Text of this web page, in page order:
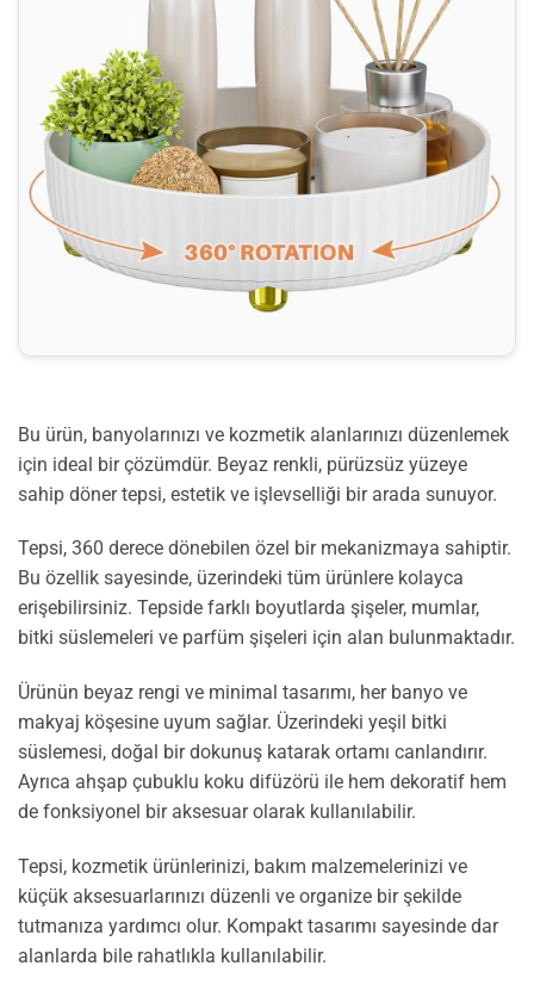
Bu ürün, banyolarınızı ve kozmetik alanlarınızı düzenlemek
için ideal bir çözümdür. Beyaz renkli, pürüzsüz yüzeye
sahip döner tepsi, estetik ve işlevselliği bir arada sunuyor.
Tepsi, 360 derece dönebilen özel bir mekanizmaya sahiptir.
Bu özellik sayesinde, üzerindeki tüm ürünlere kolayca
erişebilirsiniz. Tepside farklı boyutlarda şişeler, mumlar,
bitki süslemeleri ve parfüm şişeleri için alan bulunmaktadır.
Ürünün beyaz rengi ve minimal tasarımı, her banyo ve
makyaj köşesine uyum sağlar. Üzerindeki yeşil bitki
süslemesi, doğal bir dokunuş katarak ortamı canlandırır.
Ayrıca ahşap çubuklu koku difüzörü ile hem dekoratif hem
de fonksiyonel bir aksesuar olarak kullanılabilir.
Tepsi, kozmetik ürünlerinizi, bakım malzemelerinizi ve
küçük aksesuarlarınızı düzenli ve organize bir şekilde
tutmanıza yardımcı olur. Kompakt tasarımı sayesinde dar
alanlarda bile rahatlıkla kullanılabilir.